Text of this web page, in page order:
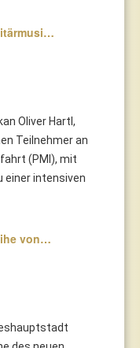
Oliver Hartl,
Teilnehmer an
(PMI), mit
einer intensiven
von…